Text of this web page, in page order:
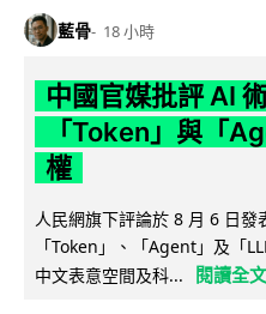
藍骨 18 小時
中國官媒批評 AI
「Token」與「
權
人民網旗下評論於 8 月 6 日發
「Token」、「Agent」及「
中文表意空間及科...
閱讀全文